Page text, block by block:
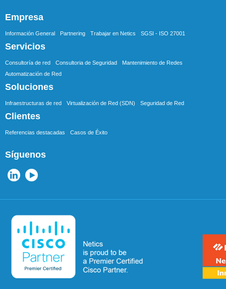
Empresa
Información General Partnering Trabajar en Netics SGSI - ISO 27001
Servicios
Consultoría de red Consultoria de Seguridad
Mantenimiento de Redes
Automatización de Red
Soluciones
Infraestructuras de red Virtualización de Red (SDN) Seguridad de Red
Clientes
Referencias destacadas Casos de Éxito
Síguenos